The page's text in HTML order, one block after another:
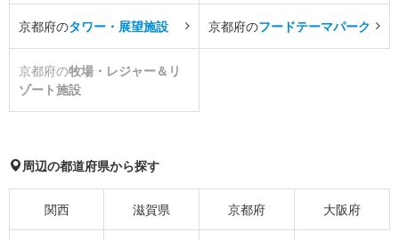
京都府のタワー・展望施設 京都府のフードテーマパーク
京都府の牧場・レジャー＆リ
ゾート施設
周辺の都道府県から探す
関西 滋賀県 京都府 大阪府